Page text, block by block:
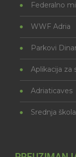
Federalno
WWF Adria
Parkovi
Aplikacija za
Adriaticaves
Srednja